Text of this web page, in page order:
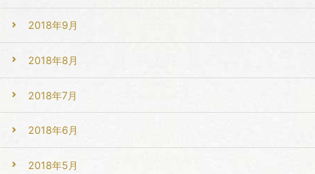
2018年9月
2018年8月
2018年7月
2018年6月
2018年5月